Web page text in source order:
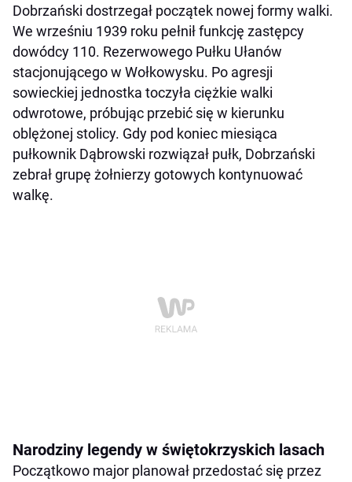
Dobrzański dostrzegał początek nowej formy walki.
We wrześniu 1939 roku pełnił funkcję zastępcy
dowódcy 110. Rezerwowego Pułku Ułanów
stacjonującego w Wołkowysku. Po agresji
sowieckiej jednostka toczyła ciężkie walki
odwrotowe, próbując przebić się w kierunku
oblężonej stolicy. Gdy pod koniec miesiąca
pułkownik Dąbrowski rozwiązał pułk, Dobrzański
zebrał grupę żołnierzy gotowych kontynuować
walkę.
Narodziny legendy w świętokrzyskich lasach
Początkowo major planował przedostać się przez